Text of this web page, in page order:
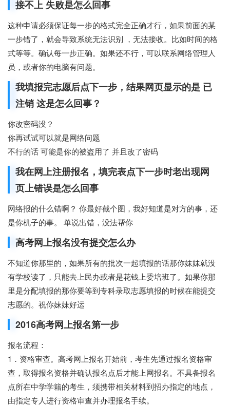
接不上 失败是怎么回事
这种申请必须保证每一步的格式完全正确才行，如果前面的某
一步错了，就会导致系统无法识别 ，无法接收。比如时间的格
式等等。确认每一步正确。如果还不行，可以联系网络管理人
员，或者你的电脑有问题。
我填报完志愿后点下一步，结果网页显示的是 已
注销 这是怎么回事？
你改密码没？
你再试试可以就是网络问题
不行的话 可能是你的被盗用了 并且改了密码
我在网上注册报名，填完表点下一步时老出现网
页上错误是怎么回事
网络报的什么错啊？ 你最好截个图，我好知道是对方的事，还
是你机子的事。 单说出错，没法帮你
高考网上报名没有提交怎么办
不知道你那里的，如果所有的批次一起填报的话那你妹妹就没
有学校读了，只能去上民办或者是花钱上委培班了。如果你那
里是分配填报的那你要等到专科录取志愿填报的时候在能提交
志愿的。祝你妹妹好运
2016高考网上报名第一步
报名流程：
1．资格审查。高考网上报名开始前，考生先通过报名资格审
查，取得报名资格并确认报名点后才能上网报名。不具备报名
点所在中学学籍的考生，须携带相关材料到招办指定的地点，
由指定专人进行资格审查并办理报名手续。